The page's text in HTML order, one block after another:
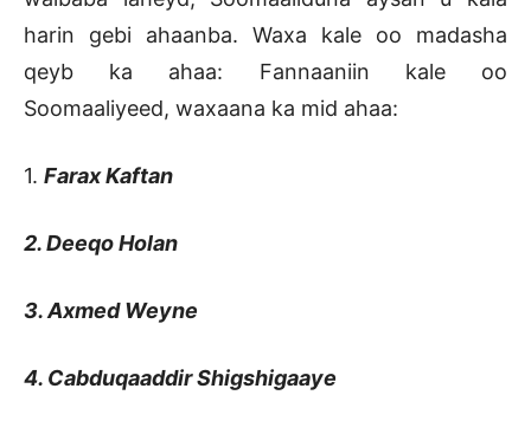
harin gebi ahaanba. Waxa kale oo madasha
qeyb ka ahaa: Fannaaniin kale oo
Soomaaliyeed, waxaana ka mid ahaa:
1. Farax Kaftan
2. Deeqo Holan
3. Axmed Weyne
4. Cabduqaaddir Shigshigaaye